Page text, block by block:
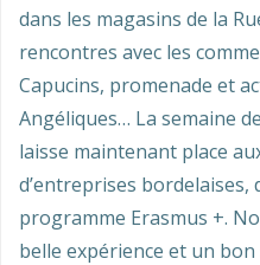
dans les magasins de la
rencontres avec les
Capucins, promenade et
Angéliques… La semaine
laisse maintenant place
d’entreprises bordelaises,
programme Erasmus +.
belle expérience et un